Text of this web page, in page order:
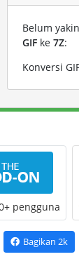
Belum
GIF ke 7Z:
Konversi
pengguna
Bagikan 2k